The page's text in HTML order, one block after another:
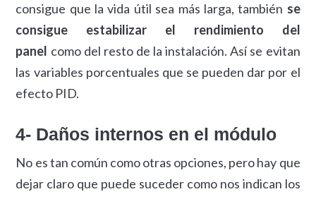
consigue que la vida útil sea más larga, también se
consigue estabilizar el rendimiento del
panel como del resto de la instalación. Así se evitan
las variables porcentuales que se pueden dar por el
efecto PID.
4- Daños internos en el módulo
No es tan común como otras opciones, pero hay que
dejar claro que puede suceder como nos indican los